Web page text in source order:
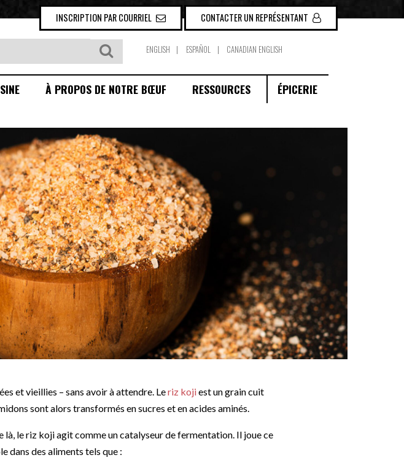
INSCRIPTION PAR COURRIEL CONTACTER UN REPRÉSENTANT
ENGLISH ESPAÑOL CANADIAN ENGLISH
À PROPOS DE NOTRE BŒUF RESSOURCES ÉPICERIE
et vieillies – sans avoir à attendre. Leriz kojiest un grain cuit
sont alors transformés en sucres et en acides aminés.
là, le riz koji agit comme un catalyseur de fermentation. Il joue ce
dans des aliments tels que :